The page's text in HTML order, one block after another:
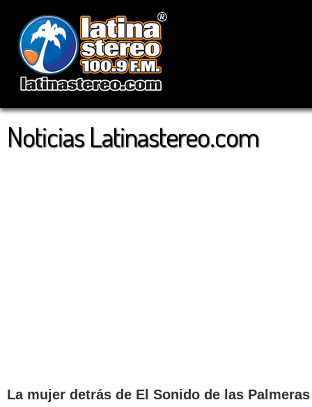
Noticias Latinastereo.com
La mujer detrás de El Sonido de las Palmeras